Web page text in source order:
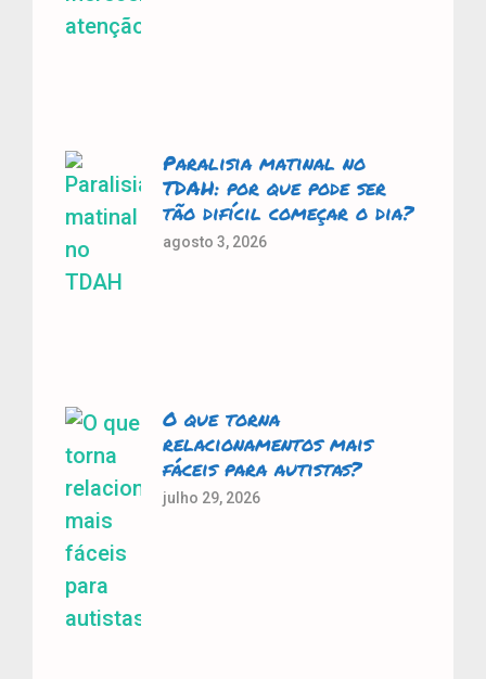
Paralisia matinal no
TDAH: por que pode ser
tão difícil começar o dia?
agosto 3, 2026
O que torna
relacionamentos mais
fáceis para autistas?
julho 29, 2026